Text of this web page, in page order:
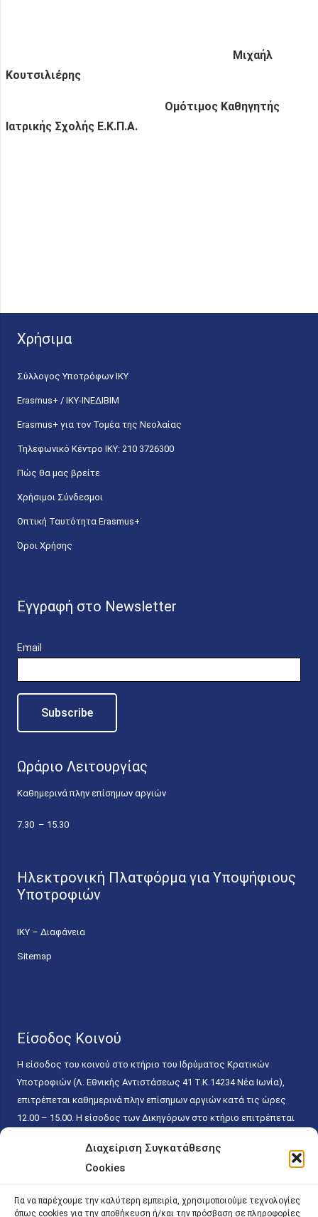
Διαχείριση Συγκατάθεσης
Cookies
Για να παρέχουμε την καλύτερη εμπειρία, χρησιμοποιούμε τεχνολογίες
όπως cookies για την αποθήκευση ή/και την πρόσβαση σε πληροφορίες
Μιχαήλ
Κουτσιλιέρης
Ομότιμος Καθηγητής
Ιατρικής Σχολής Ε.Κ.Π.Α.
Χρήσιμα
Σύλλογος Υποτρόφων ΙΚΥ
Erasmus+ / ΙΚΥ-ΙΝΕΔΙΒΙΜ
Erasmus+ για τον Τομέα της Νεολαίας
Τηλεφωνικό Κέντρο IKY: 210 3726300
Πώς θα μας βρείτε
Χρήσιμοι Σύνδεσμοι
Οπτική Ταυτότητα Erasmus+
Όροι Χρήσης
Εγγραφή στο Newsletter
Email
Ωράριο Λειτουργίας
Καθημερινά πλην επίσημων αργιών
7.30 – 15.30
Ηλεκτρονική Πλατφόρμα για Υποψήφιους
Υποτροφιών
ΙΚΥ – Διαφάνεια
Sitemap
Είσοδος Κοινού
Η είσοδος του κοινού στο κτήριο του Ιδρύματος Κρατικών
Υποτροφιών (Λ. Εθνικής Αντιστάσεως 41 T.K.14234 Νέα Ιωνία),
επιτρέπεται καθημερινά πλην επίσημων αργιών κατά τις ώρες
12.00 – 15.00. Η είσοδος των Δικηγόρων στο κτήριο επιτρέπεται
κάθε εργάσιμη ημέρα και ώρα χωρίς κανέναν χρονικό ή άλλο
περιορισμό. Η είσοδος του κοινού ειδικά στο γραφείο του
15.00. Η εξυπηρέτηση του κοινού πραγματοποιείται βάσει των